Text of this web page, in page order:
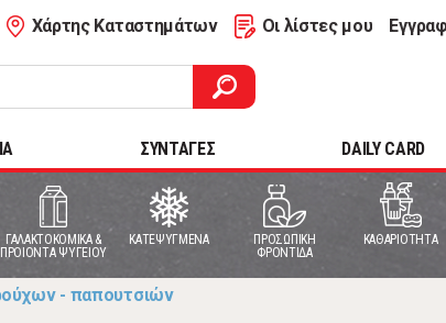
Χάρτης Καταστημάτων Οι λίστες μου
ΣΥΝΤΑΓΕΣ DAILY CARD
ΓΑΛΑΚΤΟΚΟΜΙΚΑ &
ΠΡΟΙΟΝΤΑ ΨΥΓΕΙΟΥ
ΚΑΤΕΨΥΓΜΕΝΑ
ΠΡΟΣΩΠΙΚΗ
ΦΡΟΝΤΙΔΑ
ΚΑΘΑΡΙΟΤΗΤΑ
- παπουτσιών